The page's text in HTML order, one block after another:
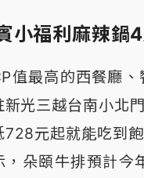
小福利麻辣
值最高的西餐廳
新光三越台南小北
728元起就能吃到
，朵頤牛排預計今